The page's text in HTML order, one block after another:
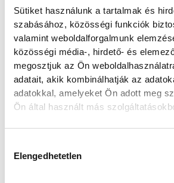
Sütiket használunk a tartalmak és
szabásához, közösségi funkciók
valamint weboldalforgalmunk
közösségi média-, hirdető- és
megosztjuk az Ön
adatait, akik kombinálhatják az
adatokkal, amelyeket Ön adott meg
Ön által használt más
Elengedhetetlen
felforgatva a
szekrényeket. Az
Oltáriszentséget és a
kápolna használható
felszerelését másnap
felhoztuk a mi
templomunkba. A
vármegye befalaztatta